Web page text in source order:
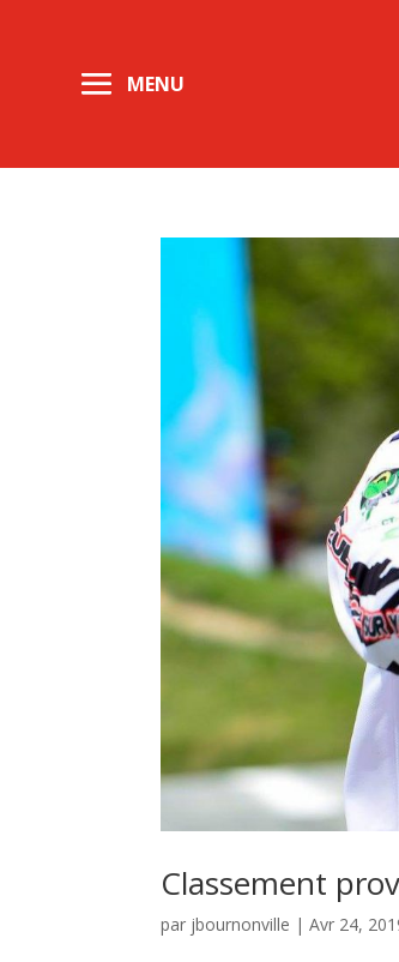
Classement
par jbournonville |Avr 24,